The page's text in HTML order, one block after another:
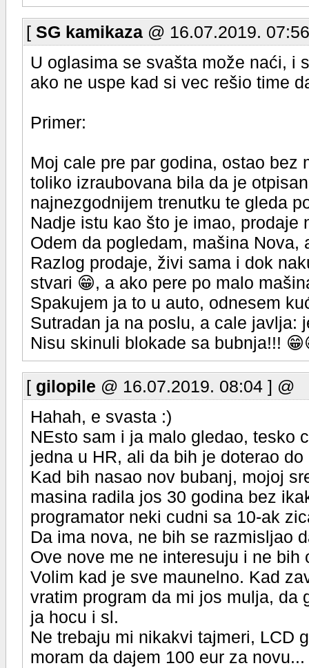
[ SG kamikaza @ 16.07.2019.
U oglasima se svašta može naći, i
ako ne uspe kad si vec rešio time
Primer:
Moj cale pre par godina, ostao
toliko izraubovana bila da je
najnezgodnijem trenutku te gleda
Nadje istu kao što je imao, prodaje
Odem da pogledam, mašina Nova,
Razlog prodaje, živi sama i dok
stvari 😁, a ako pere po malo
Spakujem ja to u auto, odnesem
Sutradan ja na poslu, a cale javlja:
Nisu skinuli blokade sa bubnja!!!
[ gilopile @ 16.07.2019. 08:04 ] @
Hahah, e svasta :)
NEsto sam i ja malo gledao, tesko
jedna u HR, ali da bih je doterao
Kad bih nasao nov bubanj, mojoj
masina radila jos 30 godina bez
programator neki cudni sa 10-ak
Da ima nova, ne bih se razmisljao
Ove nove me ne interesuju i ne bih
Volim kad je sve maunelno. Kad
vratim program da mi jos mulja, da
ja hocu i sl.
Ne trebaju mi nikakvi tajmeri, LCD
moram da dajem 100 eur za novu...